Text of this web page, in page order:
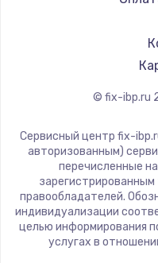
© fix-ibp.ru
Сервисный центр fix-
авторизованным)
перечисленные
правообладателей.
индивидуализации
целью информирования
услугах в